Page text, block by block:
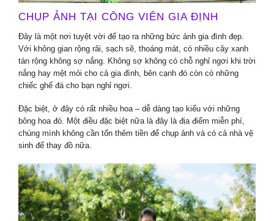
CHỤP ẢNH TẠI CÔNG VIÊN GIA ĐỊNH
Đây là một nơi tuyệt vời để tạo ra những bức ảnh gia đình đẹp.
Với không gian rộng rãi, sạch sẽ, thoáng mát, có nhiều cây xanh
tán rộng không sợ nắng. Không sợ không có chỗ nghỉ ngơi khi trời
nắng hay mệt mỏi cho cả gia đình, bên cạnh đó còn có những
chiếc ghế đá cho bạn nghỉ ngơi.
Đặc biệt, ở đây có rất nhiều hoa – dễ dàng tạo kiểu với những
bông hoa đó. Một điều đặc biệt nữa là đây là địa điểm miễn phí,
chúng mình không cần tốn thêm tiền để chụp ảnh và có cả nhà vệ
sinh để thay đồ nữa.